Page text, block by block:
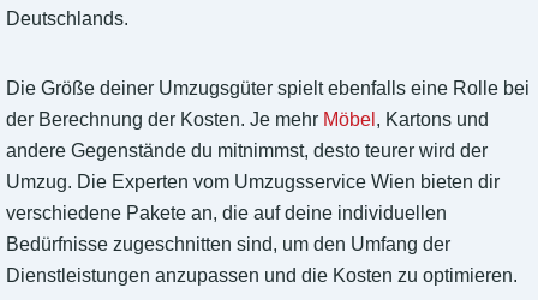
Deutschlands.
Die Größe deiner Umzugsgüter spielt ebenfalls eine Rolle bei
der Berechnung der Kosten. Je mehr Möbel , Kartons und
andere Gegenstände du mitnimmst, desto teurer wird der
Umzug. Die Experten vom Umzugsservice Wien bieten dir
verschiedene Pakete an, die auf deine individuellen
Bedürfnisse zugeschnitten sind, um den Umfang der
Dienstleistungen anzupassen und die Kosten zu optimieren.